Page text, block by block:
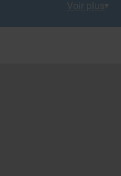
Voir plus